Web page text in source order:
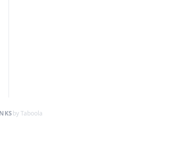
by Taboola